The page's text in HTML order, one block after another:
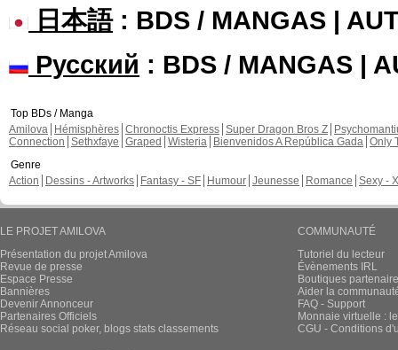
日本語: BDS / MANGAS |
Русский : BDS / MANGAS |
Top BDs / Manga
Amilova
Hémisphères Chronoctis Express Super Dragon Bros Z
Connection Sethxfaye Graped Wisteria Bienvenidos A República Gada Only
Genre
Action
Dessins - Artworks Fantasy - SF Humour Jeunesse Romance Sexy -
LE PROJET AMILOVA
Présentation du projet Amilova
Revue de presse
Espace Presse
Bannières
Devenir Annonceur
Partenaires Officiels
Réseau social poker, blogs stats classements
COMMUNAUTÉ
Tutoriel du lecteur
Évènements IRL
Boutiques
Aider la
FAQ - Support
Monnaie virtuelle :
CGU - Conditions